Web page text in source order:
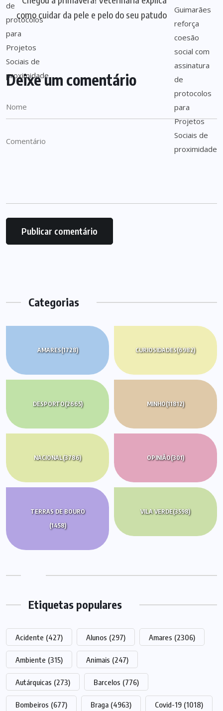
como cuidar da pele e pelo do seu patudo
Deixe um comentário
Categorias
AMARES(1728) CURIOSIDADES(6982)
DESPORTO(2665) MINHO(11812)
NACIONAL(3786) OPINIÃO(301)
TERRAS DE BOURO
(1458)
VILA VERDE(3598)
Etiquetas populares
Acidente (427) Alunos (297) Amares (2306)
Ambiente (315) Animais (247)
Autárquicas (273) Barcelos (776)
Bombeiros (677) Braga (4963) Covid-19 (1018)